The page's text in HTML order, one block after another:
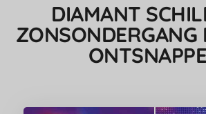
DIAMANT
ZONSONDERGANG